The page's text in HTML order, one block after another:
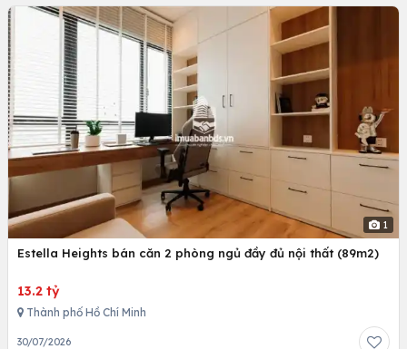
1
Estella Heights bán căn 2 phòng ngủ đầy đủ nội thất (89m2)
13.2 tỷ
Thành phố Hồ Chí Minh
30/07/2026